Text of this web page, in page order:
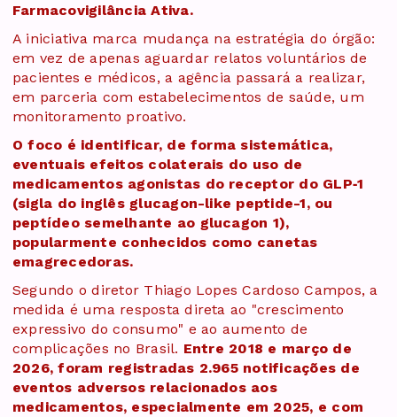
Farmacovigilância Ativa.
A iniciativa marca mudança na estratégia do órgão:
em vez de apenas aguardar relatos voluntários de
pacientes e médicos, a agência passará a realizar,
em parceria com estabelecimentos de saúde, um
monitoramento proativo.
O foco é identificar, de forma sistemática,
eventuais efeitos colaterais do uso de
medicamentos agonistas do receptor do GLP‑1
(sigla do inglês glucagon-like peptide-1, ou
peptídeo semelhante ao glucagon 1),
popularmente conhecidos como canetas
emagrecedoras.
Segundo o diretor Thiago Lopes Cardoso Campos, a
medida é uma resposta direta ao "crescimento
expressivo do consumo" e ao aumento de
complicações no Brasil. Entre 2018 e março de
2026, foram registradas 2.965 notificações de
eventos adversos relacionados aos
medicamentos, especialmente em 2025, e com